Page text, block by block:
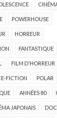
POWERHOUSE
HORREUR
FANTASTIQUE
FILM D'HORREUR
FICTION POLAR
ANNÉES 80
JAPONAIS